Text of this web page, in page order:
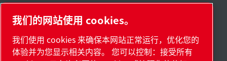
地
图.
cookies18009737
号-2
12011302124444
号
国际贸易有限公司版权
所有
China / ZH
我们的网站使用 cookies。
我们使用 cookies 来确保本网站正常运行，优化您的
体验并为您显示相关内容。 您可以控制：接受所有